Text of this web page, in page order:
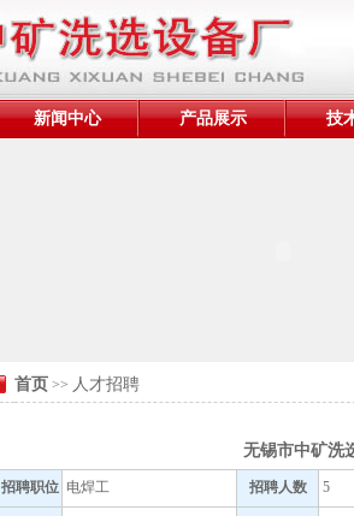
新闻中心 产品展示 技
首页 >> 人才招聘
无锡市中矿洗
招聘职位 电焊工 招聘人数 5